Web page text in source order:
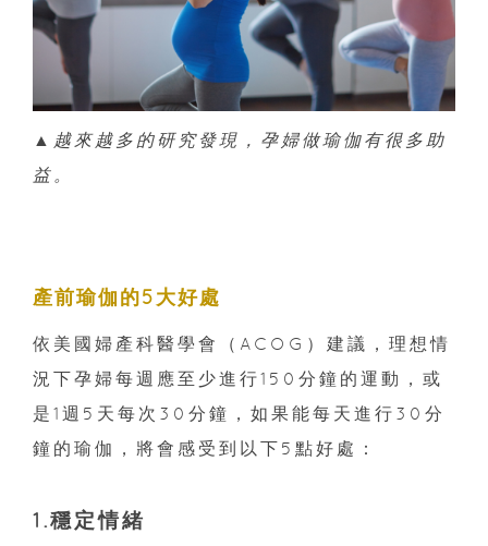
▲ 越來越多的研究發現，孕婦做瑜伽有很多助
益。
產前瑜伽的5大好處
依美國婦產科醫學會（ACOG）建議，理想情
況下孕婦每週應至少進行150分鐘的運動，或
是1週5天每次30分鐘，如果能每天進行30分
鐘的瑜伽，將會感受到以下5點好處：
1.穩定情緒